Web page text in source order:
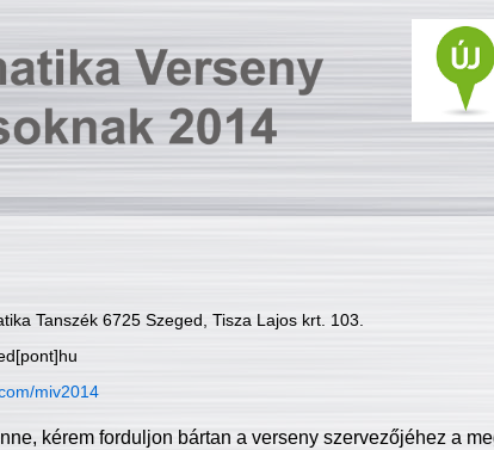
Tanszék 6725 Szeged, Tisza Lajos krt. 103.
miv2014
kérem forduljon bártan a verseny szervezőjéhez a